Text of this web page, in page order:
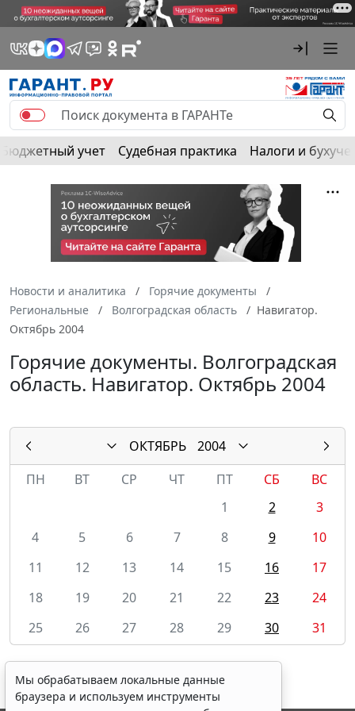
Бюджетный учет Судебная практика Налоги и
Новости и аналитика
Горячие документы
Региональные
Волгоградская область
Навигатор.
Октябрь 2004
Горячие документы. Волгоградская
область. Навигатор. Октябрь 2004
ОКТЯБРЬ
2004
ПН
ВТ СР ЧТ ПТ СБ
ВС
1
2
3
4
5 6 7 8 9
10
11
12 13 14 15 16
17
18
19 20 21 22 23
24
25
26 27 28 29 30 31
Мы обрабатываем локальные данные
браузера и используем инструменты